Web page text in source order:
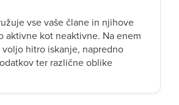
vse vaše člane in njihove
aktivne kot neaktivne. Na enem
voljo hitro iskanje, napredno
ter različne oblike